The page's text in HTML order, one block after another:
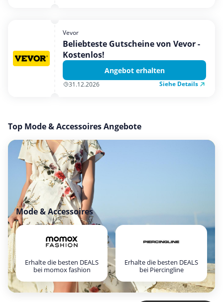
Vevor
Beliebteste Gutscheine von Vevor -
Kostenlos!
Angebot erhalten
31.12.2026 Siehe Details
Top Mode & Accessoires Angebote
Mode & Accessoires
Erhalte die besten DEALS
bei momox fashion
Erhalte die besten DEALS
bei Piercingline